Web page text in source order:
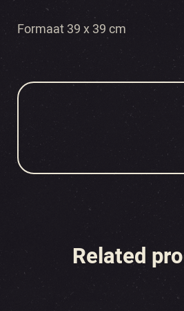
Formaat 39 x 39 cm
Related